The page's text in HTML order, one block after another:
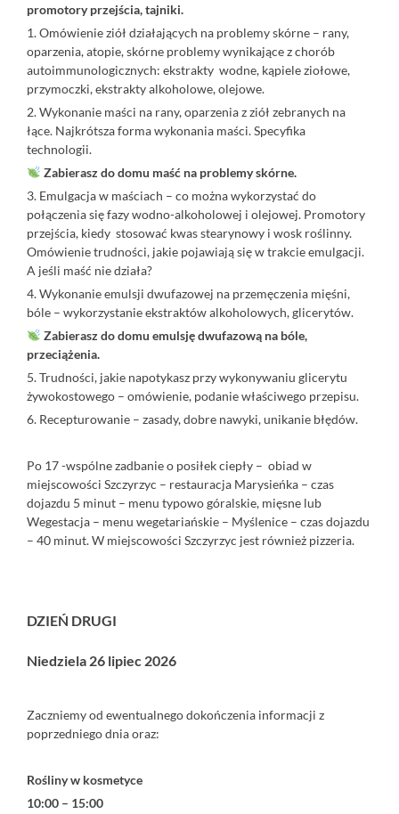
promotory przejścia, tajniki.
1. Omówienie ziół działających na problemy skórne – rany,
oparzenia, atopie, skórne problemy wynikające z chorób
autoimmunologicznych: ekstrakty wodne, kąpiele ziołowe,
przymoczki, ekstrakty alkoholowe, olejowe.
2. Wykonanie maści na rany, oparzenia z ziół zebranych na
łące. Najkrótsza forma wykonania maści. Specyfika
technologii.
Zabierasz do domu maść na problemy skórne.
3. Emulgacja w maściach – co można wykorzystać do
połączenia się fazy wodno-alkoholowej i olejowej. Promotory
przejścia, kiedy stosować kwas stearynowy i wosk roślinny.
Omówienie trudności, jakie pojawiają się w trakcie emulgacji.
A jeśli maść nie działa?
4. Wykonanie emulsji dwufazowej na przemęczenia mięśni,
bóle – wykorzystanie ekstraktów alkoholowych, glicerytów.
Zabierasz do domu emulsję dwufazową na bóle,
przeciążenia.
5. Trudności, jakie napotykasz przy wykonywaniu glicerytu
żywokostowego – omówienie, podanie właściwego przepisu.
6. Recepturowanie – zasady, dobre nawyki, unikanie błędów.
Po 17 -wspólne zadbanie o posiłek ciepły – obiad w
miejscowości Szczyrzyc – restauracja Marysieńka – czas
dojazdu 5 minut – menu typowo góralskie, mięsne lub
Wegestacja – menu wegetariańskie – Myślenice – czas dojazdu
– 40 minut. W miejscowości Szczyrzyc jest również pizzeria.
DZIEŃ DRUGI
Niedziela 26 lipiec 2026
Zaczniemy od ewentualnego dokończenia informacji z
poprzedniego dnia oraz:
Rośliny w kosmetyce
10:00 – 15:00